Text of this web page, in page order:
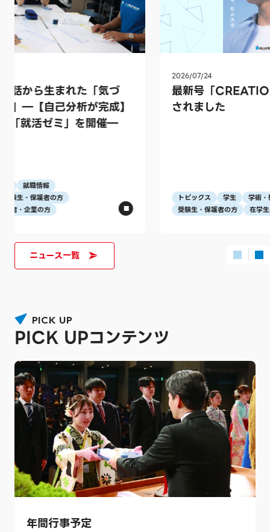
最新号「CREATION 229号」が発行
されました
トピックス
受験生・保護者の方
在学生の方
愛
ト
在
ニュース一覧
PICK UP
PICK UPコンテンツ
年間行事予定